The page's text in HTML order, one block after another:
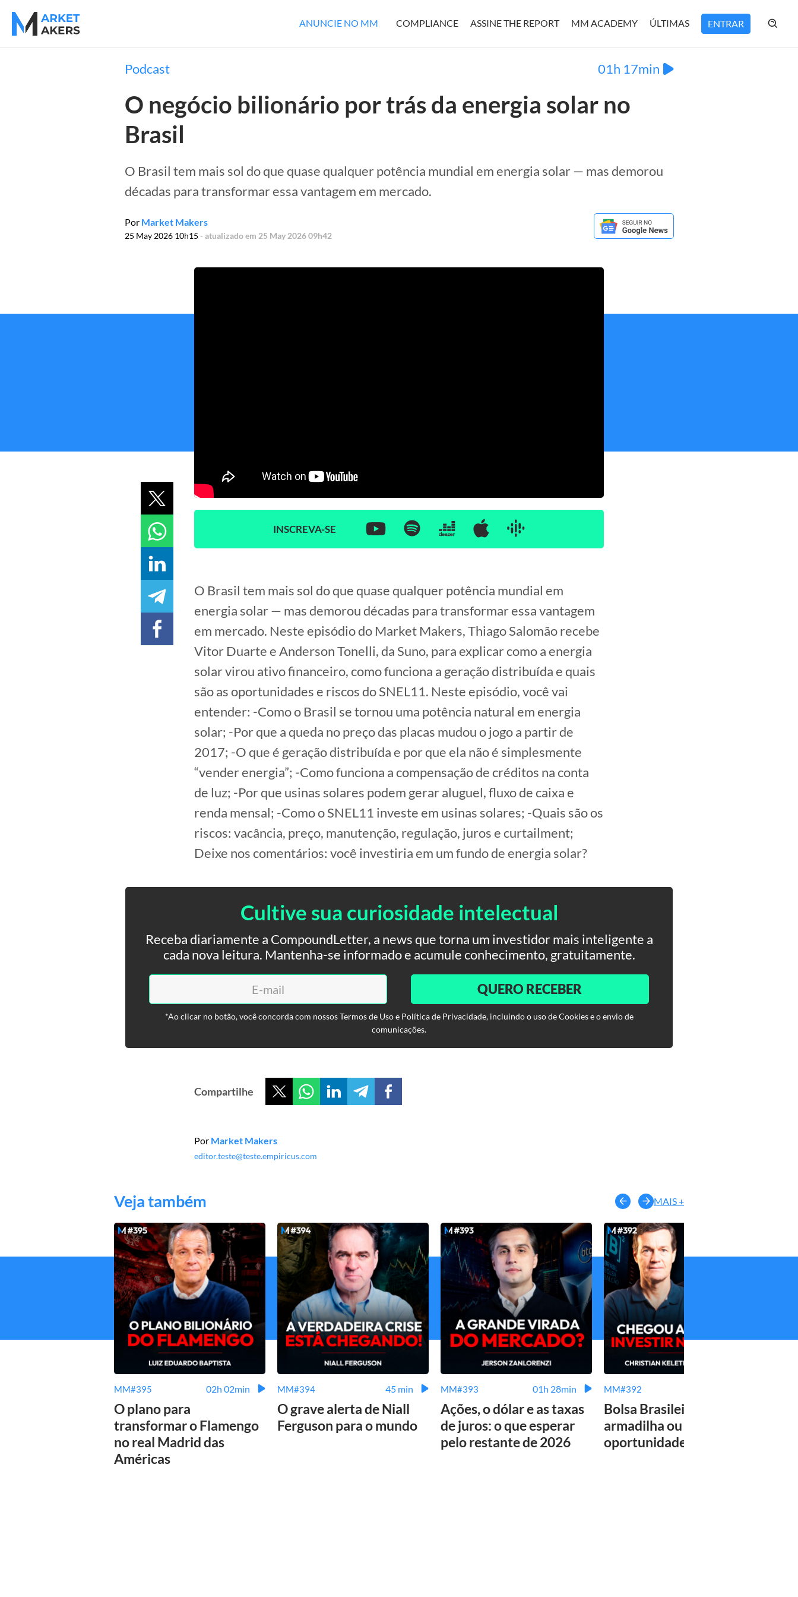
ANUNCIE NO MM COMPLIANCE ASSINE THE REPORT MM ACADEMY ÚLTIMAS ENTRAR
Podcast 01h 17min
O negócio bilionário por trás da energia solar no
Brasil
O Brasil tem mais sol do que quase qualquer potência mundial em energia solar — mas demorou
décadas para transformar essa vantagem em mercado.
Por Market Makers
25 May 2026 10h15 - atualizado em 25 May 2026 09h42
INSCREVA-SE
O Brasil tem mais sol do que quase qualquer potência mundial em
energia solar — mas demorou décadas para transformar essa vantagem
em mercado. Neste episódio do Market Makers, Thiago Salomão recebe
Vitor Duarte e Anderson Tonelli, da Suno, para explicar como a energia
solar virou ativo financeiro, como funciona a geração distribuída e quais
são as oportunidades e riscos do SNEL11. Neste episódio, você vai
entender: -Como o Brasil se tornou uma potência natural em energia
solar; -Por que a queda no preço das placas mudou o jogo a partir de
2017; -O que é geração distribuída e por que ela não é simplesmente
“vender energia”; -Como funciona a compensação de créditos na conta
de luz; -Por que usinas solares podem gerar aluguel, fluxo de caixa e
renda mensal; -Como o SNEL11 investe em usinas solares; -Quais são os
riscos: vacância, preço, manutenção, regulação, juros e curtailment;
Deixe nos comentários: você investiria em um fundo de energia solar?
Cultive sua curiosidade intelectual
Receba diariamente a CompoundLetter, a news que torna um investidor mais inteligente a
cada nova leitura. Mantenha-se informado e acumule conhecimento, gratuitamente.
QUERO RECEBER
*Ao clicar no botão, você concorda com nossos Termos de Uso e Política de Privacidade, incluindo o uso de Cookies e o envio de
comunicações.
Compartilhe
Por Market Makers
editor.teste@teste.empiricus.com
Veja também MAIS +
MM#395 02h 02min
O plano para
transformar o Flamengo
no real Madrid das
Américas
MM#394 45 min
O grave alerta de Niall
Ferguson para o mundo
MM#393 01h 28min
Ações, o dólar e as taxas
de juros: o que esperar
pelo restante de 2026
MM#392
Bolsa Brasileira:
armadilha ou
oportunidade única?